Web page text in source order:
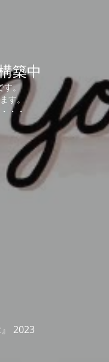
築中
す。
す。
・・
2023